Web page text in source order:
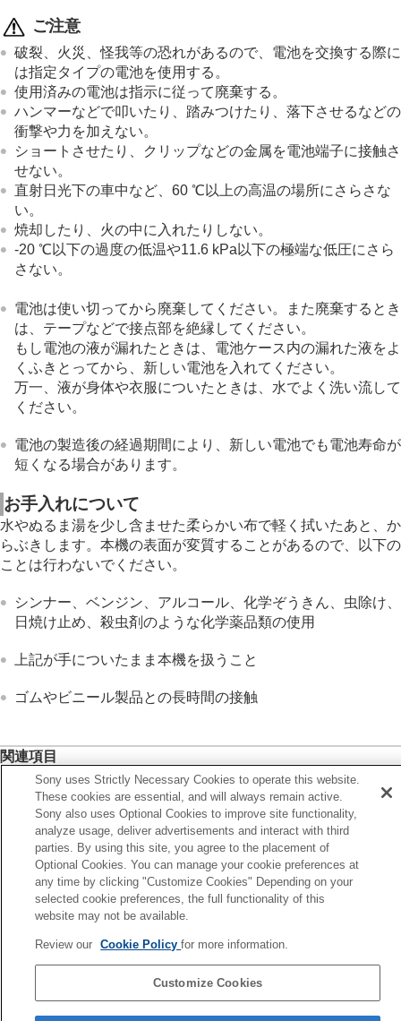
ご注意
破裂、火災、怪我等の恐れがあるので、電池を交換する際に
は指定タイプの電池を使用する。
使用済みの電池は指示に従って廃棄する。
ハンマーなどで叩いたり、踏みつけたり、落下させるなどの
衝撃や力を加えない。
ショートさせたり、クリップなどの金属を電池端子に接触さ
せない。
直射日光下の車中など、60 ℃以上の高温の場所にさらさな
い。
焼却したり、火の中に入れたりしない。
-20 ℃以下の過度の低温や11.6 kPa以下の極端な低圧にさら
さない。
電池は使い切ってから廃棄してください。また廃棄するとき
は、テープなどで接点部を絶縁してください。
もし電池の液が漏れたときは、電池ケース内の漏れた液をよ
くふきとってから、新しい電池を入れてください。
万一、液が身体や衣服についたときは、水でよく洗い流して
ください。
電池の製造後の経過期間により、新しい電池でも電池寿命が
短くなる場合があります。
お手入れについて
水やぬるま湯を少し含ませた柔らかい布で軽く拭いたあと、か
らぶきします。本機の表面が変質することがあるので、以下の
ことは行わないでください。
シンナー、ベンジン、アルコール、化学ぞうきん、虫除け、
日焼け止め、殺虫剤のような化学薬品類の使用
上記が手についたまま本機を扱うこと
ゴムやビニール製品との長時間の接触
関連項目
電池について
ラのC1機能／AF-ON機能を動作させる
次へ
5-068-464-01(3)
Copyright 2025 Sony Corporation
Sony uses Strictly Necessary Cookies to operate this website.
These cookies are essential, and will always remain active.
Sony also uses Optional Cookies to improve site functionality,
analyze usage, deliver advertisements and interact with third
parties. By using this site, you agree to the placement of
Optional Cookies. You can manage your cookie preferences at
any time by clicking "Customize Cookies" Depending on your
selected cookie preferences, the full functionality of this
website may not be available.
Review our Cookie Policyfor more information.
Customize Cookies